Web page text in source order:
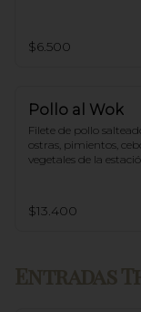
$6.500
Pollo al Wok
Filete de pollo
ostras, pimientos,
vegetales de la
$13.400
Entradas